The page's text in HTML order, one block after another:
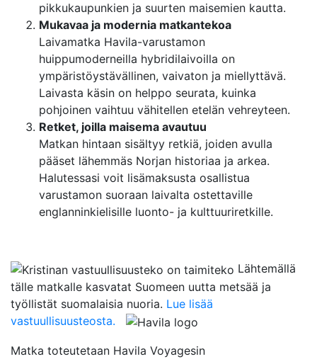
pikkukaupunkien ja suurten maisemien kautta.
Mukavaa ja modernia matkantekoa
Laivamatka Havila-varustamon
huippumoderneilla hybridilaivoilla on
ympäristöystävällinen, vaivaton ja miellyttävä.
Laivasta käsin on helppo seurata, kuinka
pohjoinen vaihtuu vähitellen etelän vehreyteen.
Retket, joilla maisema avautuu
Matkan hintaan sisältyy retkiä, joiden avulla
pääset lähemmäs Norjan historiaa ja arkea.
Halutessasi voit lisämaksusta osallistua
varustamon suoraan laivalta ostettaville
englanninkielisille luonto- ja kulttuuriretkille.
Lähtemällä
tälle matkalle kasvatat Suomeen uutta metsää ja
työllistät suomalaisia nuoria. Lue lisää
vastuullisuusteosta.
Matka toteutetaan Havila Voyagesin